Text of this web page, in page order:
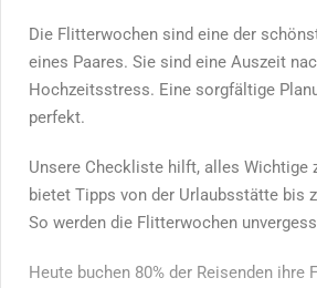
Die Flitterwochen sind eine der
eines Paares. Sie sind eine Auszeit
Hochzeitsstress. Eine sorgfältige
perfekt.
Unsere Checkliste hilft, alles Wichtige
bietet Tipps von der Urlaubsstätte bis
So werden die Flitterwochen
Heute buchen 80% der Reisenden ihre